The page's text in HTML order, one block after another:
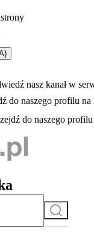
- otwiera się w nowej karcie
nasz kanał w
nowej karcie
do naszego profilu
- otwiera się w nowej karcie
do naszego
Szukaj
do serwisu